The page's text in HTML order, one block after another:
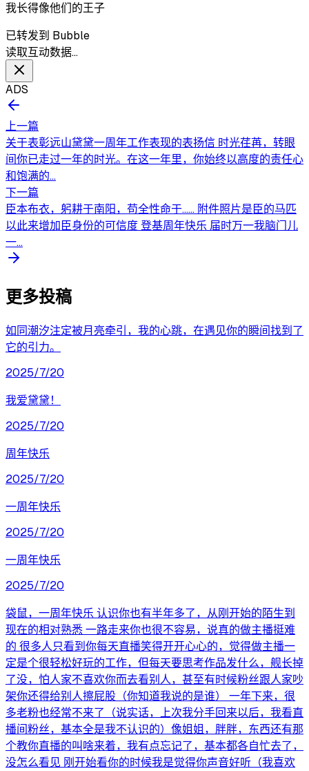
我长得像他们的王子
已转发到 Bubble
读取互动数据…
ADS
上一篇
关于表彰远山黛黛一周年工作表现的表扬信 时光荏苒，转眼
间你已走过一年的时光。在这一年里，你始终以高度的责任心
和饱满的...
下一篇
臣本布衣，躬耕于南阳，苟全性命于…… 附件照片是臣的马匹
以此来增加臣身份的可信度 登基周年快乐 届时万一我脑门儿
一...
更多投稿
如同潮汐注定被月亮牵引，我的心跳，在遇见你的瞬间找到了
它的引力。
2025/7/20
我爱黛黛！
2025/7/20
周年快乐
2025/7/20
一周年快乐
2025/7/20
一周年快乐
2025/7/20
袋鼠，一周年快乐 认识你也有半年多了，从刚开始的陌生到
现在的相对熟悉 一路走来你也很不容易，说真的做主播挺难
的 很多人只看到你每天直播笑得开开心心的，觉得做主播一
定是个很轻松好玩的工作，但每天要思考作品发什么，舰长掉
了没，怕人家不喜欢你而去看别人，甚至有时候粉丝跟人家吵
架你还得给别人擦屁股（你知道我说的是谁） 一年下来，很
多老粉也经常不来了（说实话，上次我分手回来以后，我看直
播间粉丝，基本全是我不认识的）像姐姐，胖胖，东西还有那
个教你直播的叫啥来着，我有点忘记了，基本都各自忙去了，
没怎么看见 刚开始看你的时候我是觉得你声音好听（我喜欢